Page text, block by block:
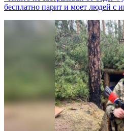
бесплатно парит и моет людей с